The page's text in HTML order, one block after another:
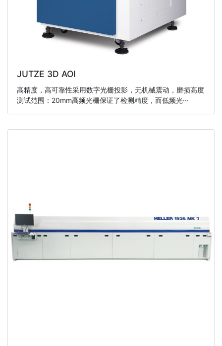
JUTZE 3D AOI
高精度，高可靠性采用数字光栅投影，无机械震动，磨损高度
测试范围：20mm高频光栅保证了检测精度，而低频光···